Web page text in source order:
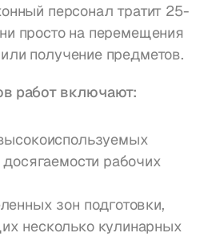
персонал тратит 25-
просто на перемещения
получение предметов.
работ включают:
рабочих
зон подготовки,
несколько кулинарных